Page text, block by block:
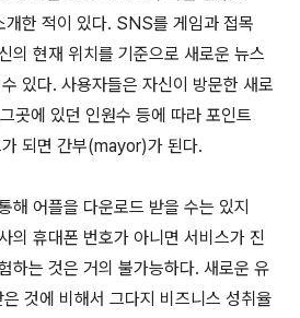
개한 적이 있다. SNS를 게임과 접목
의 현재 위치를 기준으로 새로운 뉴스
있다. 사용자들은 자신이 방문한 새로
곳에 있던 인원수 등에 따라 포인트
되면 간부(mayor)가 된다.
해 어플을 다운로드 받을 수는 있지
의 휴대폰 번호가 아니면 서비스가 진
하는 것은 거의 불가능하다. 새로운 유
것에 비해서 그다지 비즈니스 성취율